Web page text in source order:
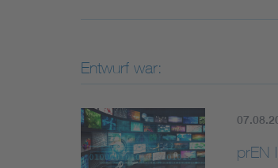
Entwurf war:
prEN